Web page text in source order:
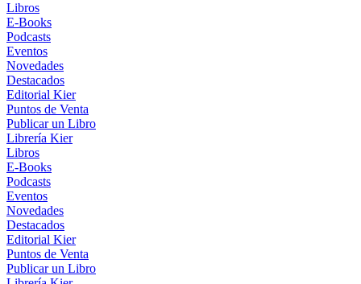
Libros
E-Books
Podcasts
Eventos
Novedades
Destacados
Editorial Kier
Puntos de Venta
Publicar un Libro
Librería Kier
Libros
E-Books
Podcasts
Eventos
Novedades
Destacados
Editorial Kier
Puntos de Venta
Publicar un Libro